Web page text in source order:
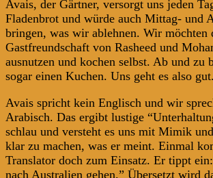
Avais, der Gärtner, versorgt uns jeden
Fladenbrot und würde auch Mittag- und
bringen, was wir ablehnen. Wir möchten
Gastfreundschaft von Rasheed und
ausnutzen und kochen selbst. Ab und zu
sogar einen Kuchen. Uns geht es also gut.
Avais spricht kein Englisch und wir
Arabisch. Das ergibt lustige
schlau und versteht es uns mit Mimik
klar zu machen, was er meint. Einmal
Translator doch zum Einsatz. Er tippt
nach Australien gehen.” Übersetzt wird